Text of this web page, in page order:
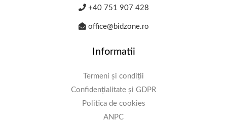
+40 751 907 428
office@bidzone.ro
Informatii
Termeni și condiții
Confidențialitate și GDPR
Politica de cookies
ANPC